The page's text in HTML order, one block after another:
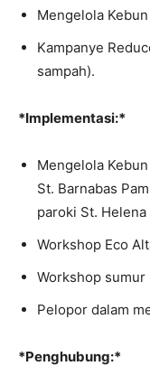
Mengelola
Kampanye
sampah).
*Implementasi:*
Mengelola
St. Barnabas
paroki St.
Workshop Eco
Workshop
Pelopor dalam
*Penghubung:*